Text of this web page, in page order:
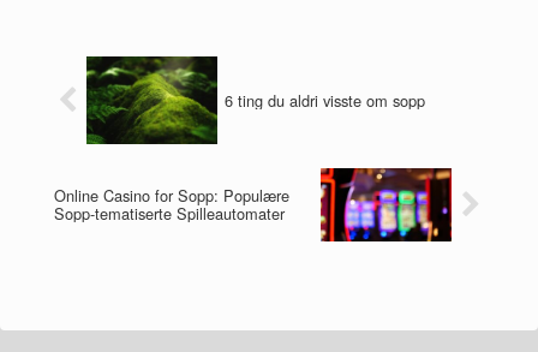
6 ting du aldri visste om sopp
Online Casino for Sopp: Populære
Sopp-tematiserte Spilleautomater